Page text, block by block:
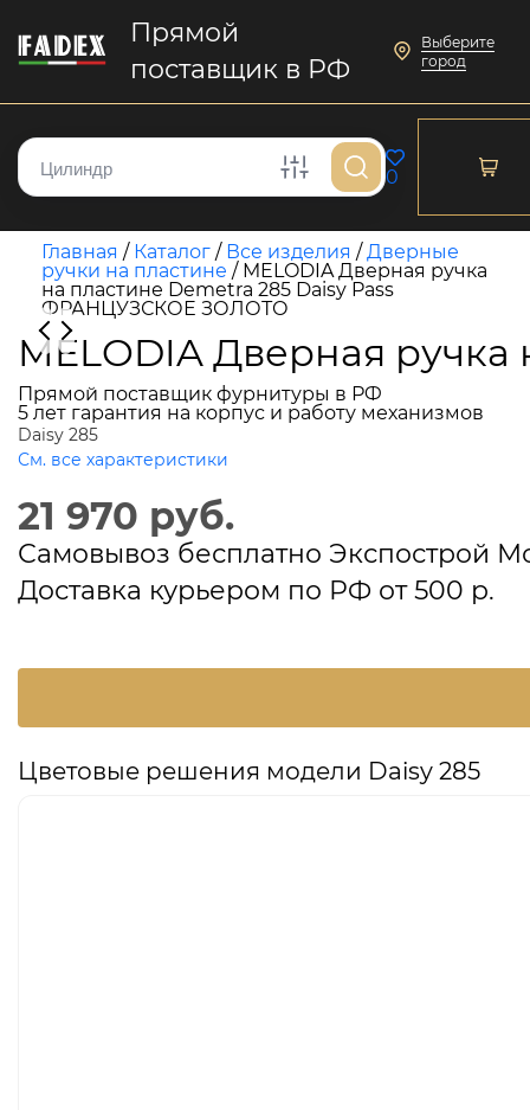
Прямой
поставщик в РФ
Выберите
город
0
Главная / Каталог / Все изделия /Дверные
ручки на пластине / MELODIA Дверная ручка
на пластине Demetra 285 Daisy Pass
ФРАНЦУЗСКОЕ ЗОЛОТО
MELODIA Дверная
Прямой поставщик фурнитуры в РФ
5 лет гарантия на корпус и работу механизмов
Daisy 285
См. все характеристики
21 970 руб.
Самовывоз бесплатно Экспострой
Доставка курьером по РФ от 500 р.
Цветовые решения модели Daisy 285